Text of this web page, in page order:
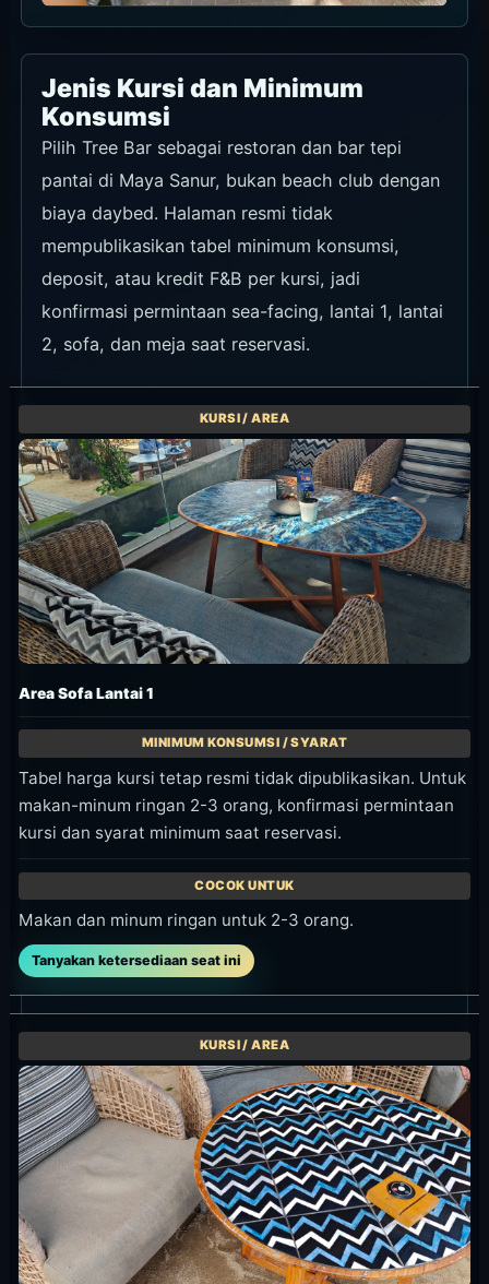
Jenis Kursi dan Minimum
Konsumsi
Pilih Tree Bar sebagai restoran dan bar tepi
pantai di Maya Sanur, bukan beach club dengan
biaya daybed. Halaman resmi tidak
mempublikasikan tabel minimum konsumsi,
deposit, atau kredit F&B per kursi, jadi
konfirmasi permintaan sea-facing, lantai 1, lantai
2, sofa, dan meja saat reservasi.
Area Sofa Lantai 1
Tabel harga kursi tetap resmi tidak dipublikasikan. Untuk
makan-minum ringan 2-3 orang, konfirmasi permintaan
kursi dan syarat minimum saat reservasi.
Makan dan minum ringan untuk 2-3 orang.
Tanyakan ketersediaan seat ini